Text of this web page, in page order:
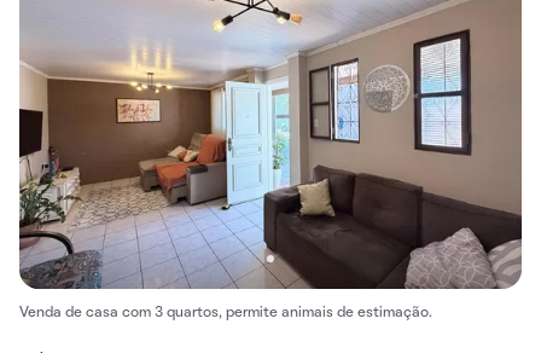
Venda de casa com 3 quartos, permite animais de estimação.